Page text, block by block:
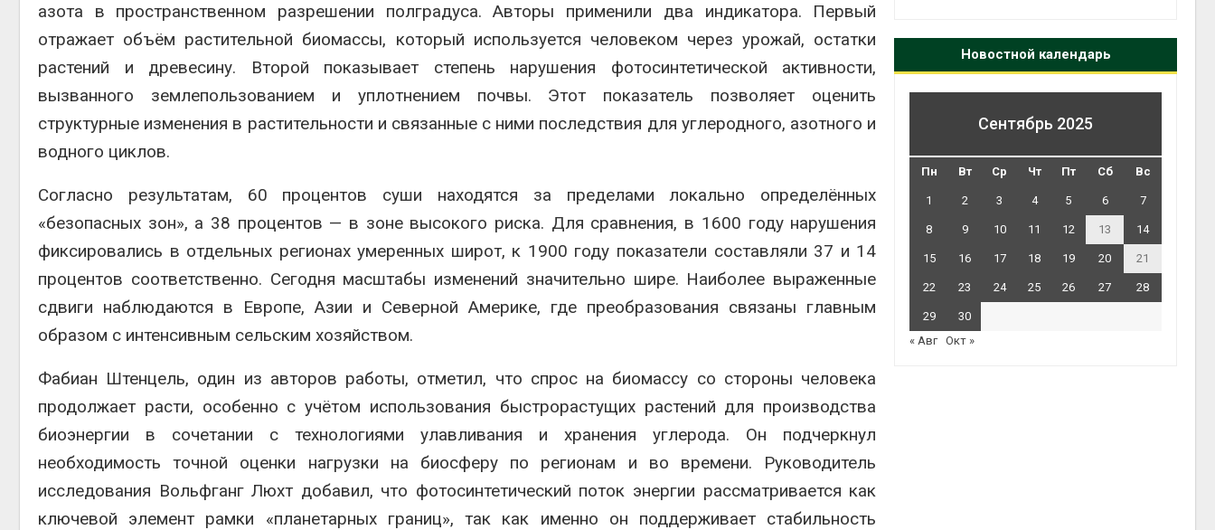
азота в пространственном разрешении полградуса. Авторы применили два индикатора. Первый
отражает объём растительной биомассы, который используется человеком через урожай, остатки
растений и древесину. Второй показывает степень нарушения фотосинтетической активности,
вызванного землепользованием и уплотнением почвы. Этот показатель позволяет оценить
структурные изменения в растительности и связанные с ними последствия для углеродного, азотного и
водного циклов.
Согласно результатам, 60 процентов суши находятся за пределами локально определённых
«безопасных зон», а 38 процентов — в зоне высокого риска. Для сравнения, в 1600 году нарушения
фиксировались в отдельных регионах умеренных широт, к 1900 году показатели составляли 37 и 14
процентов соответственно. Сегодня масштабы изменений значительно шире. Наиболее выраженные
сдвиги наблюдаются в Европе, Азии и Северной Америке, где преобразования связаны главным
образом с интенсивным сельским хозяйством.
Фабиан Штенцель, один из авторов работы, отметил, что спрос на биомассу со стороны человека
продолжает расти, особенно с учётом использования быстрорастущих растений для производства
биоэнергии в сочетании с технологиями улавливания и хранения углерода. Он подчеркнул
необходимость точной оценки нагрузки на биосферу по регионам и во времени. Руководитель
исследования Вольфганг Люхт добавил, что фотосинтетический поток энергии рассматривается как
ключевой элемент рамки «планетарных границ», так как именно он поддерживает стабильность
Новостной календарь
Сентябрь 2025
Пн Вт Ср Чт Пт Сб Вс
1 2 3 4 5 6 7
8 9 10 11 12 13 14
15 16 17 18 19 20 21
22 23 24 25 26 27 28
29
30
« Авг Окт »